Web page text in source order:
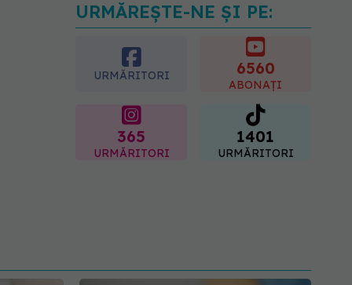
Alergia la ambrozie: 4
lucruri esențiale despre
simptome, prevenție și
tratament, explicate de dr.
Tudor Ciuhodaru
URMĂREȘTE-NE ȘI PE:
URMĂRITORI 6560
ABONAȚI
365
URMĂRITORI
1401
URMĂRITORI